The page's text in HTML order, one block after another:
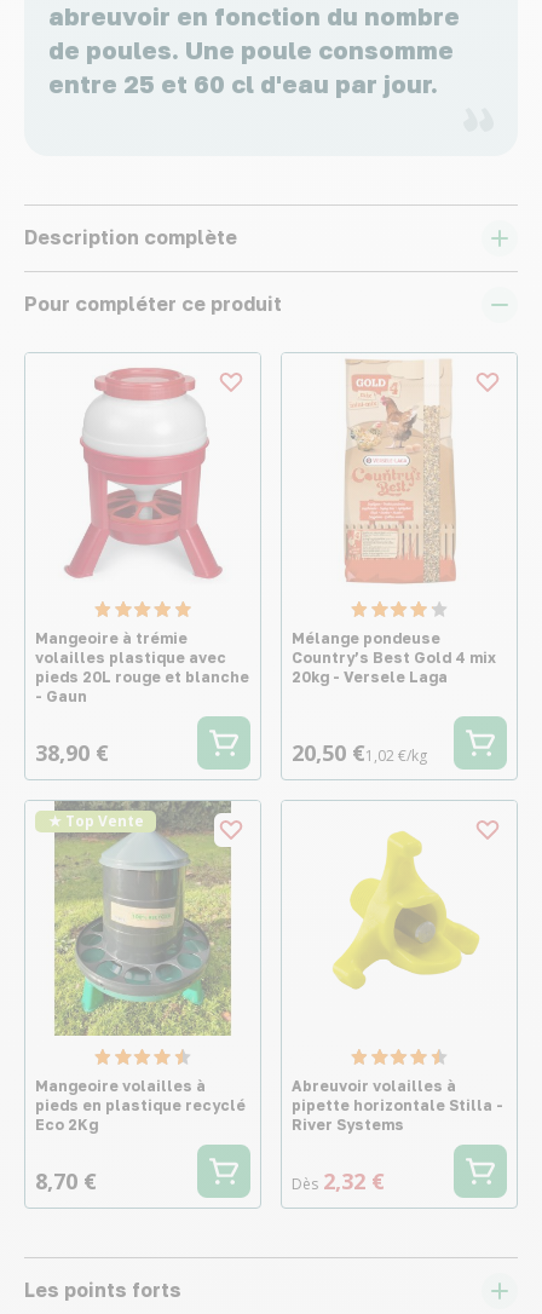
abreuvoir en fonction du nombre
de poules. Une poule consomme
entre 25 et 60 cl d'eau par jour.
Description complète
Pour compléter ce produit
Mangeoire à trémie
volailles plastique avec
pieds 20L rouge et blanche
- Gaun
38,90 €
Mélange pondeuse
Country’s Best Gold 4 mix
20kg - Versele Laga
20,50 €1,02 €/kg
★ Top Vente
Mangeoire volailles à
pieds en plastique recyclé
Eco 2Kg
8,70 €
Abreuvoir volailles à
pipette horizontale Stilla -
River Systems
Dès 2,32 €
Les points forts